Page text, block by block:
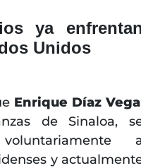
ya
Unidos
Enrique Díaz Vega
de Sinaloa,
y